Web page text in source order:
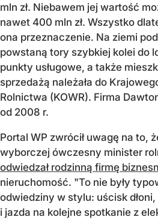
mln zł. Niebawem jej wartość
nawet 400 mln zł. Wszystko
ona przeznaczenie. Na ziemi
powstaną tory szybkiej kolei do
punkty usługowe, a także
sprzedażą należała do
Rolnictwa (KOWR). Firma
od 2008 r.
Portal WP zwrócił uwagę na to,
wyborczej ówczesny minister
odwiedzał rodzinną firmę
nieruchomość. "To nie były
odwiedziny w stylu: uścisk
i jazda na kolejne spotkanie z